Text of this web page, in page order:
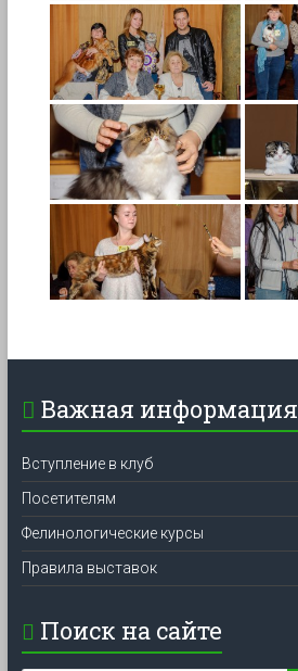
Важная информация
Вступление в клуб
Посетителям
Фелинологические курсы
Правила выставок
Поиск на сайте